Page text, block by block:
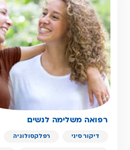
רפואה משלימה לנשים
דיקור סיני רפלקסולוגיה